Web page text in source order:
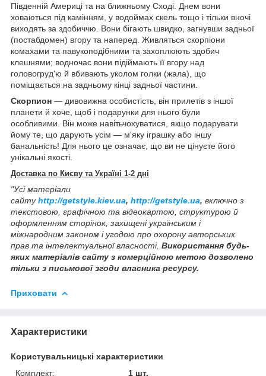
Південній Америці та на ближньому Сході. Днем вони
ховаються під камінням, у водоймах скель тощо і тільки вночі
виходять за здобиччю. Вони бігають швидко, загнувши задньої
(постабдомен) вгору та наперед. Живляться скорпіони
комахами та павукоподібними та захоплюють здобич
клешнями; водночас вони підіймають її вгору над
головогруд'ю й вбивають уколом голки (жала), що
поміщається на задньому кінці задньої частини.
Скорпион — дивовижна особистість, він прилетів з іншої
планети й хоче, щоб і подарунки для нього були
особливими. Він може навітьчохуватися, якщо подарувати
йому те, що дарують усім — м'яку іграшку або іншу
банальність! Для нього це означає, що ви не цінуєте його
унікальні якості.
Доставка по Києву та Україні 1-2 дні
"Усі матеріали
сайтуhttp://getstyle.kiev.ua, http://getstyle.ua, включно з
текстовою, графічною та відеокартою, структурою й
оформленням сторінок, захищені українським і
міжнародним законом і угодою про охорону авторських
прав та інтелектуальної власності. Використання будь-
яких матеріалів сайту з комерційною метою дозволено
тільки з письмової згоди власника ресурсу.
Приховати
Характеристики
Користувальницькі характеристики
Комплект:
1 шт.